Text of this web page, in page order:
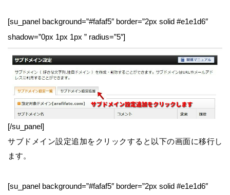
[su_panel background=”#fafaf5″ border=”2px solid #e1e1d6″
shadow=”0px 1px 1px ” radius=”5″]
[/su_panel]
サブドメイン設定追加をクリックすると以下の画面に移行し
ます。
[su_panel background=”#fafaf5″ border=”2px solid #e1e1d6″